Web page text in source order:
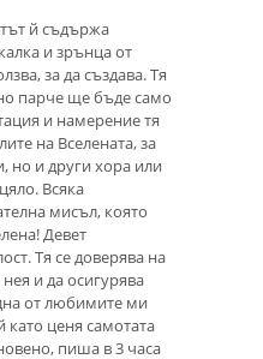
й съдържа
и зрънца от
за да създава. Тя
парче ще бъде само
и намерение тя
на Вселената, за
но и други хора или
Всяка
мисъл, която
Девет
Тя се доверява на
и да осигурява
от любимите ми
като ценя самотата
пиша в 3 часа